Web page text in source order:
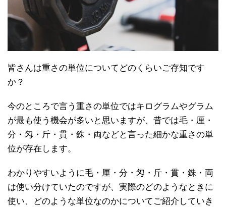
皆さんは重さの単位についてどのくらいご存知です
か？
今のところで言う重さの単位ではキログラムやグラム
が最も使う機会が多いと思いますが、昔では毛・厘・
分・匁・斤・貫・銖・両などと言った細かな重さの単
位が存在します。
わかりやすいように毛・厘・分・匁・斤・貫・銖・両
は使い分けていたのですが、実際のどのようなときに
使い、どのような単位なのかについてご紹介していき